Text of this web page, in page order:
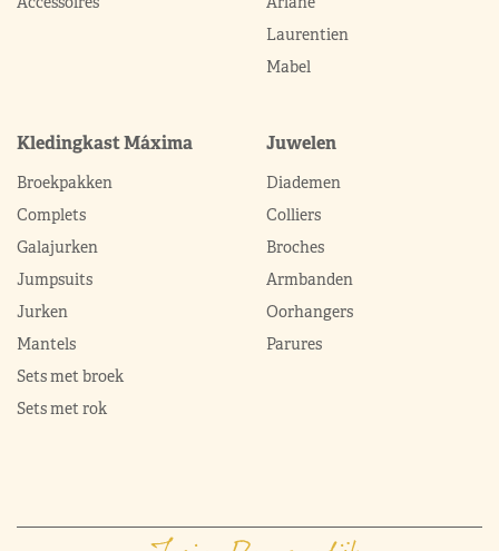
Laurentien
Mabel
Kledingkast Máxima
Broekpakken
Complets
Galajurken
Jumpsuits
Jurken
Mantels
Sets met broek
Sets met rok
Juwelen
Diademen
Colliers
Broches
Armbanden
Oorhangers
Parures